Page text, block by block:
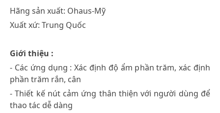
Hãng sản xuất: Ohaus-Mỹ
Xuất xứ: Trung Quốc
Giới thiệu :
- Các ứng dụng : Xác định độ ẩm phần trăm, xác định
phần trăm rắn, cân
- Thiết kế nút cảm ứng thân thiện với người dùng để
thao tác dễ dàng